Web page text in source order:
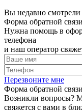
Вы недавно смотрели
Форма обратной связи
Нужна помощь в
телефона
и наш оператор
Перезвоните мне
Форма обратной связи
Возникли вопросы?
свяжется с вами в